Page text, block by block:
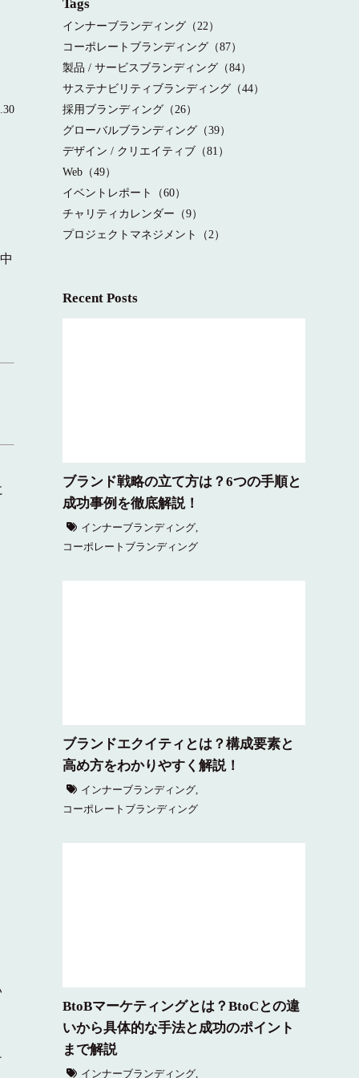
Tags
インナーブランディング（22）
コーポレートブランディング（87）
製品 / サービスブランディング（84）
サステナビリティブランディング（44）
採用ブランディング（26）
グローバルブランディング（39）
デザイン / クリエイティブ（81）
Web（49）
イベントレポート（60）
チャリティカレンダー（9）
プロジェクトマネジメント（2）
Recent Posts
ブランド戦略の立て方は？6つの手順と
成功事例を徹底解説！
インナーブランディング
コーポレートブランディング
ブランドエクイティとは？構成要素と
高め方をわかりやすく解説！
インナーブランディング
コーポレートブランディング
BtoBマーケティングとは？BtoCとの違
いから具体的な手法と成功のポイント
まで解説
インナーブランディング